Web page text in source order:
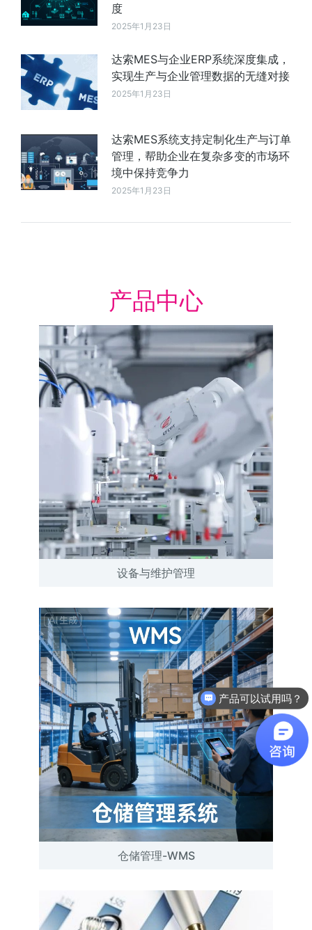
度
2025年1月23日
达索MES与企业ERP系统深度集成，
实现生产与企业管理数据的无缝对接
2025年1月23日
达索MES系统支持定制化生产与订单
管理，帮助企业在复杂多变的市场环
境中保持竞争力
2025年1月23日
产品中心
设备与维护管理
仓储管理-WMS
产品可以试用吗？